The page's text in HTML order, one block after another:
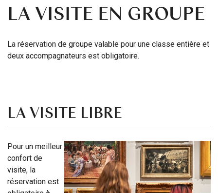
LA VISITE EN GROUPE
La réservation de groupe valable pour une classe entière et
deux accompagnateurs est obligatoire.
LA VISITE LIBRE
Pour un meilleur
confort de
visite, la
réservation est